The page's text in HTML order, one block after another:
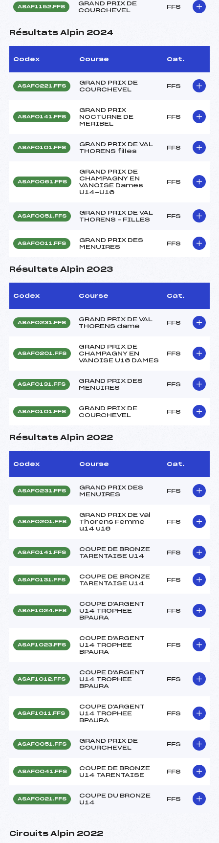
ASAF1152.FFS
GRAND PRIX DE
COURCHEVEL
FFS
Résultats Alpin 2024
Codex Course Cat.
ASAF0221.FFS
GRAND PRIX DE
COURCHEVEL
FFS
ASAF0141.FFS
GRAND PRIX
NOCTURNE DE
MERIBEL
FFS
ASAF0101.FFS
GRAND PRIX DE VAL
THORENS filles
FFS
ASAF0061.FFS
GRAND PRIX DE
CHAMPAGNY EN
VANOISE Dames
U14-U16
FFS
ASAF0051.FFS
GRAND PRIX DE VAL
THORENS – FILLES
FFS
ASAF0011.FFS
GRAND PRIX DES
MENUIRES
FFS
Résultats Alpin 2023
Codex Course Cat.
ASAF0231.FFS
GRAND PRIX DE VAL
THORENS dame
FFS
ASAF0201.FFS
GRAND PRIX DE
CHAMPAGNY EN
VANOISE U16 DAMES
FFS
ASAF0131.FFS
GRAND PRIX DES
MENUIRES
FFS
ASAF0101.FFS
GRAND PRIX DE
COURCHEVEL
FFS
Résultats Alpin 2022
Codex Course Cat.
ASAF0231.FFS
GRAND PRIX DES
MENUIRES
FFS
ASAF0201.FFS
GRAND PRIX DE Val
Thorens Femme
u14 u16
FFS
ASAF0141.FFS
COUPE DE BRONZE
TARENTAISE U14
FFS
ASAF0131.FFS
COUPE DE BRONZE
TARENTAISE U14
FFS
ASAF1024.FFS
COUPE D'ARGENT
U14 TROPHEE
BPAURA
FFS
ASAF1023.FFS
COUPE D'ARGENT
U14 TROPHEE
BPAURA
FFS
ASAF1012.FFS
COUPE D'ARGENT
U14 TROPHEE
BPAURA
FFS
ASAF1011.FFS
COUPE D'ARGENT
U14 TROPHEE
BPAURA
FFS
ASAF0051.FFS
GRAND PRIX DE
COURCHEVEL
FFS
ASAF0041.FFS
COUPE DE BRONZE
U14 TARENTAISE
FFS
ASAF0021.FFS
COUPE DU BRONZE
U14
FFS
Circuits Alpin 2022